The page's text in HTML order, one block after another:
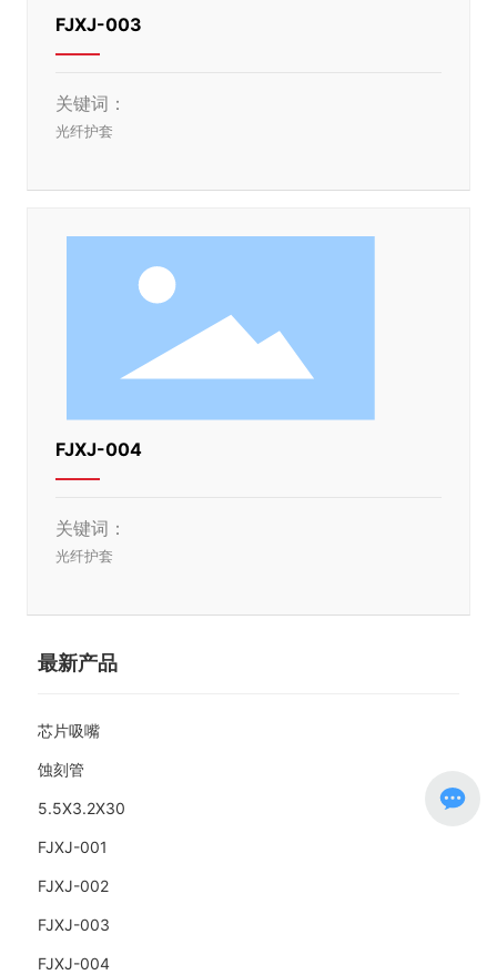
FJXJ-003
关键词：
光纤护套
FJXJ-004
关键词：
光纤护套
最新产品
芯片吸嘴
蚀刻管
5.5X3.2X30
FJXJ-001
FJXJ-002
FJXJ-003
FJXJ-004